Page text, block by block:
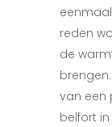
reden
de
van een
belfort